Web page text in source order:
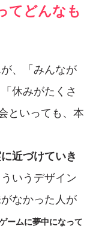
てどんなも
、「みんなが
休みがたくさ
といっても、本
近づけていき
いうデザイン
なかった人が
ームに夢中になって